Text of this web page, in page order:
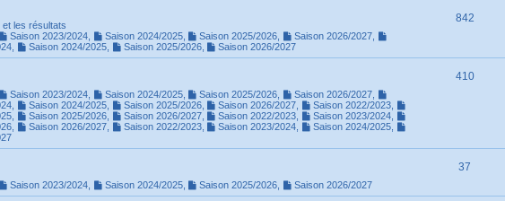
les résultats
Saison 2023/2024, Saison 2024/2025, Saison 2025/2026 Saison 2026/2027
, Saison 2024/2025, Saison 2025/2026, Saison 2026/2027
842
Saison 2023/2024, Saison 2024/2025, Saison 2025/2026 Saison 2026/2027
, Saison 2024/2025, Saison 2025/2026, Saison 2026/2027 Saison 2022/2023
, Saison 2025/2026, Saison 2026/2027, Saison 2022/2023 Saison 2023/2024
, Saison 2026/2027, Saison 2022/2023, Saison 2023/2024 Saison 2024/2025
410
Saison 2023/2024, Saison 2024/2025, Saison 2025/2026 Saison 2026/2027
37